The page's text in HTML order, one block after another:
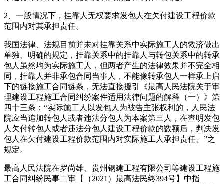
2、一般情况下，挂靠人无权要求发包人在欠付建设工程价款
范围内对其承担责任。
我国法律、法规目前并未对挂靠关系中实际施工人的救济做出
单独、明确的规定，挂靠关系中的挂靠人与转包关系中的转承
包人虽然均为实际施工人，但两者产生的法律效果并不完全相
同，挂靠人并非承包合同当事人，不能像转承包人一样承上启
下的链接施工合同链条，无法直接援引《最高人民法院关于审
理建设工程施工合同纠纷案件适用法律问题的解释（一）》第
四十三条：“实际施工人以发包人为被告主张权利的，人民法
院应当追加转包人或者违法分包人为本案第三人，在查明发包
人欠付转包人或者违法分包人建设工程价款的数额后，判决发
包人在欠付建设工程价款范围内对实际施工人承担责任。”之
规定。
最高人民法院在罗尚雄、贵州钢建工程有限公司等建设工程施
工合同纠纷民事二审【（2021）最高法民终394号】中指